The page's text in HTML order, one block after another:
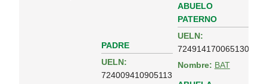
PADRE
UELN:
724009410905113
ABUELO
PATERNO
UELN:
724914170065130
Nombre: BAT